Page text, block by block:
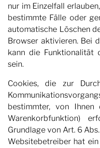
nur im Einzelfall
bestimmte Fälle oder
automatische Löschen
Browser aktivieren. Bei
kann die Funktionalität
sein.
Cookies, die zur
bestimmter, von Ihnen
Warenkorbfunktion)
Grundlage von Art. 6
Websitebetreiber hat